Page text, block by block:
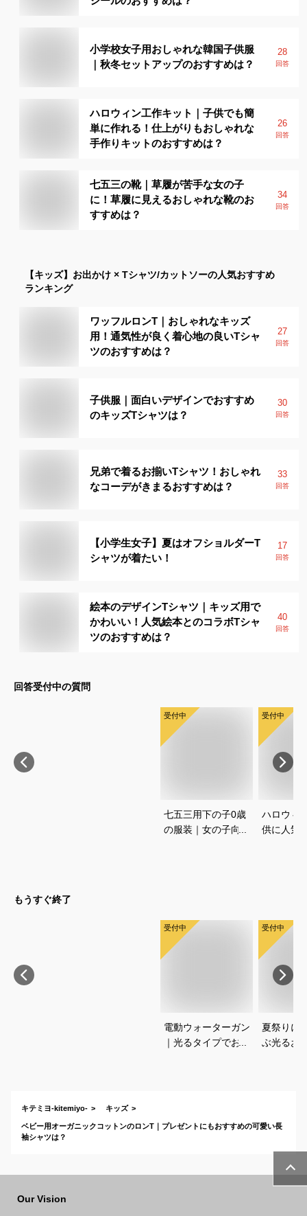
小学校女子用おしゃれな韓国子供服
｜秋冬セットアップのおすすめは？
28
回答
ハロウィン工作キット｜子供でも簡
単に作れる！仕上がりもおしゃれな
手作りキットのおすすめは？
26
回答
七五三の靴｜草履が苦手な女の子
に！草履に見えるおしゃれな靴のお
すすめは？
34
回答
【キッズ】 お出かけ × Tシャツ/カットソーの人気おすすめ
ランキング
ワッフルロンT｜おしゃれなキッズ
用！通気性が良く着心地の良いTシャ
ツのおすすめは？
27
回答
子供服｜面白いデザインでおすすめ
のキッズTシャツは？
30
回答
兄弟で着るお揃いTシャツ！おしゃれ
なコーデがきまるおすすめは？
33
回答
【小学生女子】夏はオフショルダーT
シャツが着たい！
17
回答
絵本のデザインTシャツ｜キッズ用で
かわいい！人気絵本とのコラボTシャ
ツのおすすめは？
40
回答
回答受付中の質問
受付中
七五三用下の子0歳
の服装｜女の子向
受付中
ハロウィ
供に人気
もうすぐ終了
受付中
電動ウォーターガン
｜光るタイプでおす
受付中
夏祭りに
ぶ光るお
キテミヨ-kitemiyo- キッズ
ベビー用オーガニックコットンのロンT｜プレゼントにもおすすめの可愛い長
袖シャツは？
Our Vision